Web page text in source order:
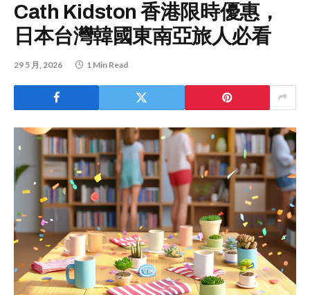
Cath Kidston 香港限時優惠，
日本台灣韓國東南亞旅人必看
29 5 月, 2026 1 Min Read